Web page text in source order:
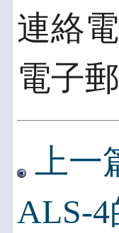
連絡
電子
上
ALS-